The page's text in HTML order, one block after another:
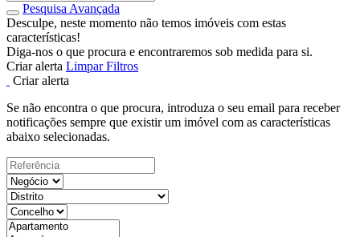
Pesquisa Avançada
Desculpe, neste momento não temos imóveis com estas
características!
Diga-nos o que procura e encontraremos sob medida para si.
Criar alerta Limpar Filtros
Criar alerta
Se não encontra o que procura, introduza o seu email para receber
notificações sempre que existir um imóvel com as características
abaixo selecionadas.